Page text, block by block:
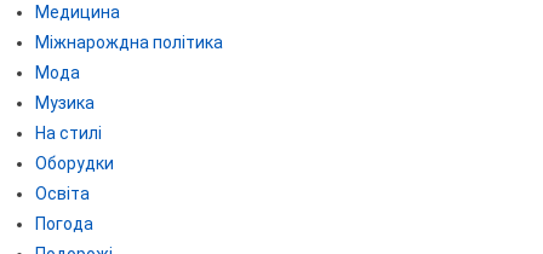
Медицина
Міжнарождна політика
Мода
Музика
На стилі
Оборудки
Освіта
Погода